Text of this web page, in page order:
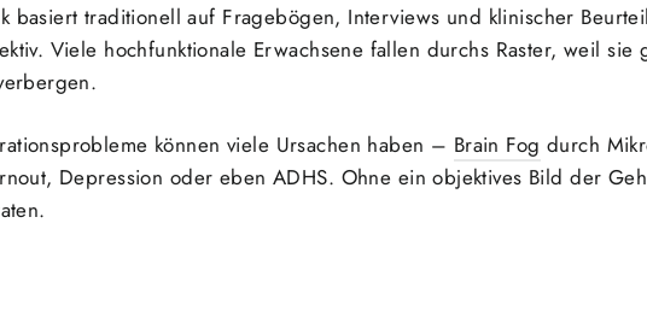
basiert traditionell auf Fragebögen, Interviews und klinischer
Viele hochfunktionale Erwachsene fallen durchs Raster, weil sie
können viele Ursachen haben – Brain Fog durch
Depression oder eben ADHS. Ohne ein objektives Bild der